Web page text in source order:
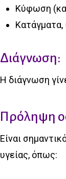
Κύφωση
Κατάγματα,
Διάγνωση:
Η διάγνωση
Πρόληψη
Είναι
υγείας, όπως: